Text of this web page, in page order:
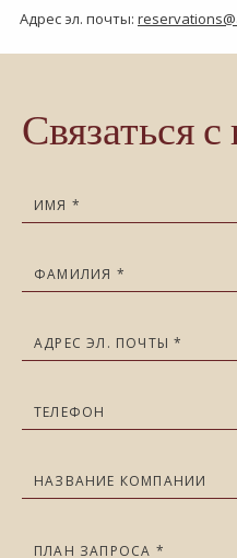
Адрес эл. почты:
Связаться
Имя
Фамилия
Адрес эл. почты
Телефон
Название компании
План запроса